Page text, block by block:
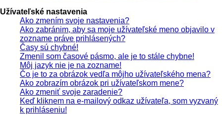
Užívateľské nastavenia
Ako zmením svoje nastavenia?
Ako zabránim, aby sa moje užívateľské meno objavilo v
zozname práve prihlásených?
Časy sú chybné!
Zmenil som časové pásmo, ale je to stále chybne!
Môj jazyk nie je na zozname!
Čo je to za obrázok vedľa môjho užívateľského mena?
Ako zobrazím obrázok pri užívateľskom mene?
Ako zmeniť svoje zaradenie?
Keď kliknem na e-mailový odkaz užívateľa, som vyzvaný
k prihláseniu!